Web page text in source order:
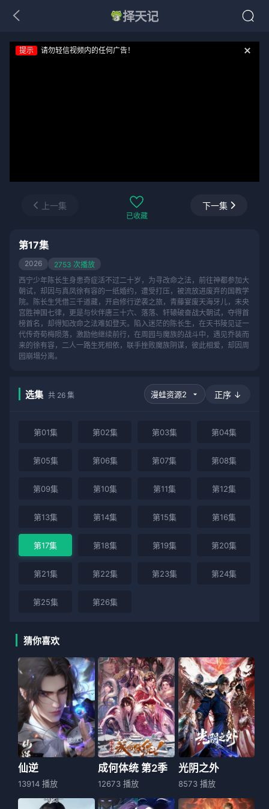
择天记
提示 请勿轻信视频内的任何广告！
上一集
已收藏
下一集
第17集
2026
2753 次播放
西宁少年陈长生身患奇症活不过二十岁，为寻改命之法，前往神都参加大
朝试，却因与真凤徐有容的一纸婚约，遭受打压，被流放进废弃的国教学
院。陈长生凭借三千道藏，开启修行逆袭之旅，青藤宴废天海牙儿，未央
宫胜神国七律，更是与伙伴唐三十六、落落、轩辕破奋战大朝试，夺得首
榜首名，却得知改命之法难如登天。陷入迷茫的陈长生，在天书陵见证一
代传奇荀梅陨落，激励他继续前行，在周园与魔族的战斗中，遇见乔装而
来的徐有容，二人一路生死相依，联手挫败魔族阴谋，彼此相爱，却因周
园崩塌分离。
选集 共 26 集 正序 ↓
第01集 第02集 第03集 第04集
第05集 第06集 第07集 第08集
第09集 第10集 第11集 第12集
第13集 第14集 第15集 第16集
第17集 第18集 第19集 第20集
第21集 第22集 第23集 第24集
第25集 第26集
猜你喜欢
仙逆
13914 播放
成何体统 第2季
12673 播放
光阴之外
8573 播放